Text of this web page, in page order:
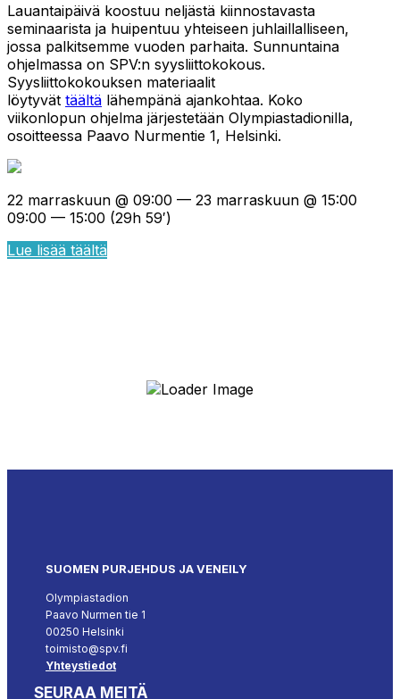
Lauantaipäivä koostuu neljästä kiinnostavasta
seminaarista ja huipentuu yhteiseen juhlaillalliseen,
jossa palkitsemme vuoden parhaita. Sunnuntaina
ohjelmassa on SPV:n syysliittokokous.
Syysliittokokouksen materiaalit
löytyvät täältä lähempänä ajankohtaa. Koko
viikonlopun ohjelma järjestetään Olympiastadionilla,
osoitteessa Paavo Nurmentie 1, Helsinki.
22 marraskuun @ 09:00 — 23 marraskuun @ 15:00
09:00 — 15:00 (29h 59′)
Lue lisää täältä
SUOMEN PURJEHDUS JA VENEILY
Olympiastadion
Paavo Nurmen tie 1
00250 Helsinki
toimisto@spv.fi
Yhteystiedot
SEURAA MEITÄ